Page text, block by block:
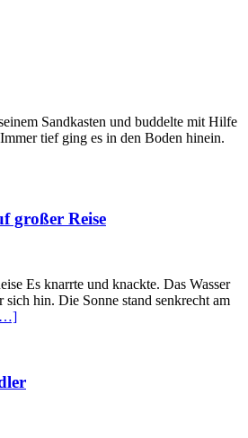
Sandkasten und buddelte mit Hilfe
tief ging es in den Boden hinein.
großer Reise
Es knarrte und knackte. Das Wasser
sich hin. Die Sonne stand senkrecht am